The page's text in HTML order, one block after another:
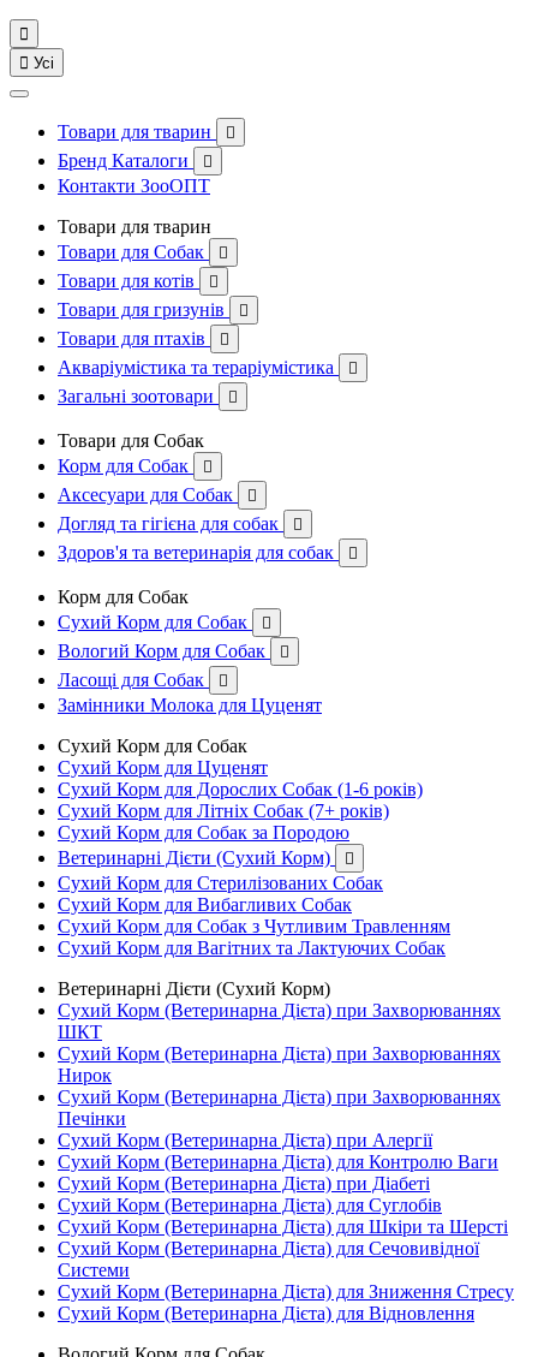

 Усі
Товари для тварин 
Бренд Каталоги 
Контакти ЗооОПТ
Товари для тварин
Товари для Собак

Товари для котів 
Товари для гризунів 
Товари для птахів 
Акваріумістика та тераріумістика 
Загальні зоотовари 
Товари для Собак
Корм для Собак

Аксесуари для Собак 
Догляд та гігієна для собак 
Здоров'я та ветеринарія для собак 
Корм для Собак
Сухий Корм для Собак

Вологий Корм для Собак 
Ласощі для Собак 
Замінники Молока для Цуценят
Сухий Корм для Собак
Сухий Корм для Цуценят
Сухий Корм для Дорослих Собак (1-6 років)
Сухий Корм для Літніх Собак (7+ років)
Сухий Корм для Собак за Породою
Ветеринарні Дієти (Сухий Корм)

Сухий Корм для Стерилізованих Собак
Сухий Корм для Вибагливих Собак
Сухий Корм для Собак з Чутливим Травленням
Сухий Корм для Вагітних та Лактуючих Собак
Ветеринарні Дієти (Сухий Корм)
Сухий Корм (Ветеринарна Дієта) при Захворюваннях
ШКТ
Сухий Корм (Ветеринарна Дієта) при Захворюваннях
Нирок
Сухий Корм (Ветеринарна Дієта) при Захворюваннях
Печінки
Сухий Корм (Ветеринарна Дієта) при Алергії
Сухий Корм (Ветеринарна Дієта) для Контролю Ваги
Сухий Корм (Ветеринарна Дієта) при Діабеті
Сухий Корм (Ветеринарна Дієта) для Суглобів
Сухий Корм (Ветеринарна Дієта) для Шкіри та Шерсті
Сухий Корм (Ветеринарна Дієта) для Сечовивідної
Системи
Сухий Корм (Ветеринарна Дієта) для Зниження Стресу
Сухий Корм (Ветеринарна Дієта) для Відновлення